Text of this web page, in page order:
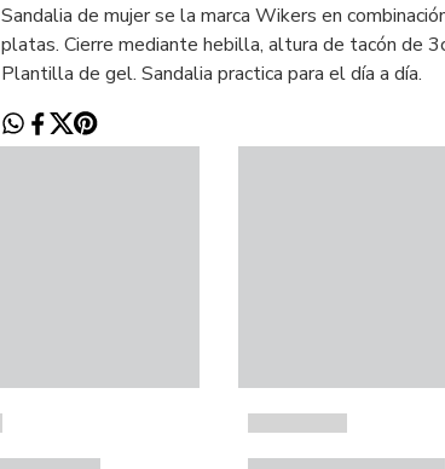
Sandalia de mujer se la marca Wikers en
platas. Cierre mediante hebilla, altura de tacón de
Plantilla de gel. Sandalia practica para el día a día.